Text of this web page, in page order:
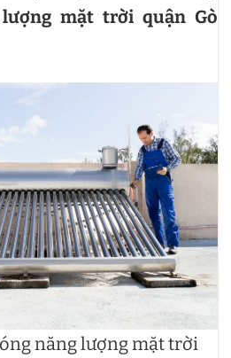
mặt trời quận Gò
năng lượng mặt trời